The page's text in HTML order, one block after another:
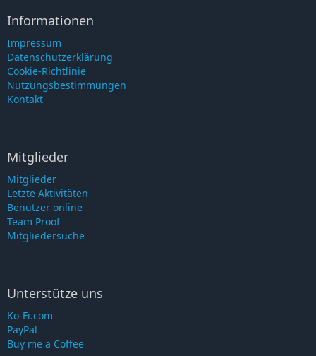
Informationen
Impressum
Datenschutzerklärung
Cookie-Richtlinie
Nutzungsbestimmungen
Kontakt
Mitglieder
Mitglieder
Letzte Aktivitäten
Benutzer online
Team Proof
Mitgliedersuche
Unterstütze uns
Ko-Fi.com
PayPal
Buy me a Coffee